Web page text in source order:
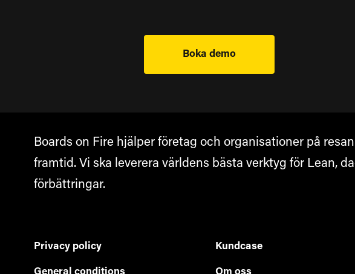
Boka demo
Boards on Fire hjälper företag och organisationer på
framtid. Vi ska leverera världens bästa verktyg för Lean,
förbättringar.
Privacy policy
General conditions
Kundcase
Om oss